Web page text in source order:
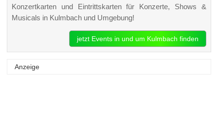
Konzertkarten und Eintrittskarten für Konzerte, Shows &
Musicals in Kulmbach und Umgebung!
jetzt Events in und um Kulmbach finden
Anzeige